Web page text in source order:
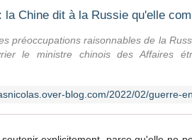
préoccupations raisonnables de la
le ministre chinois des Affaires